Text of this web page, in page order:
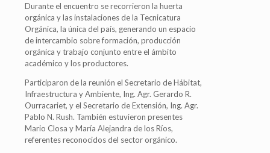
Durante el encuentro se recorrieron la huerta
orgánica y las instalaciones de la Tecnicatura
Orgánica, la única del país, generando un espacio
de intercambio sobre formación, producción
orgánica y trabajo conjunto entre el ámbito
académico y los productores.
Participaron de la reunión el Secretario de Hábitat,
Infraestructura y Ambiente, Ing. Agr. Gerardo R.
Ourracariet, y el Secretario de Extensión, Ing. Agr.
Pablo N. Rush. También estuvieron presentes
Mario Closa y María Alejandra de los Ríos,
referentes reconocidos del sector orgánico.